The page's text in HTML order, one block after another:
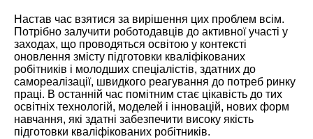
Настав час взятися за вирішення цих проблем всім.
Потрібно залучити роботодавців до активної участі у
заходах, що проводяться освітою у контексті
оновлення змісту підготовки кваліфікованих
робітників і молодших спеціалістів, здатних до
самореалізації, швидкого реагування до потреб ринку
праці. В останній час помітним стає цікавість до тих
освітніх технологій, моделей і інновацій, нових форм
навчання, які здатні забезпечити високу якість
підготовки кваліфікованих робітників.